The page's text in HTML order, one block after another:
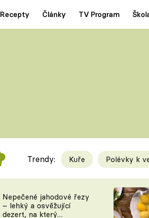
Recepty Články TV Program
Videorecepty
TEĎ VAŘÍ ŠÉF!
Trendy: Kuře Polévky k
Nepečené jahodové řezy
– lehký a osvěžující
dezert, na který